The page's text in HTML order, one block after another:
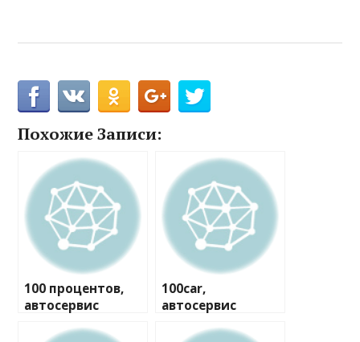
Похожие Записи:
100 процентов,
автосервис
100car,
автосервис